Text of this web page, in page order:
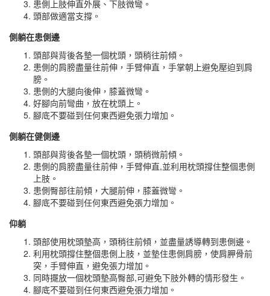
患側上肢伸直外展、下肢微彎。
頭部做適當支撐。
側躺在患側邊
頭部與背後各墊一個枕頭，頭稍往前傾。
患側的肩膀盡量往前伸，手臂伸直，手掌朝上避免壓迫到肩
膀。
患側的大腿向後伸，膝蓋微彎。
好腳向前彎曲，放在枕頭上。
腳底不要碰到任何東西避免張力增加。
側躺在健側邊
頭部與背後各墊一個枕頭，頭稍微前傾。
患側的肩膀盡量往前伸，手臂伸直,並利用枕頭撐住整個患側
上肢。
患側臀部往前傾，大腿前伸，膝蓋微彎。
腳底不要碰到任何東西避免張力增加。
仰躺
頭部使用枕頭墊高，頭稍往前傾，並盡量誘導轉到患側邊。
利用枕頭撐住整個患側上肢，並墊住患側肩膀，使肩胛骨前
突，手臂伸直，避免張力增加。
同時擺放一個枕頭墊高臀部,可避免下肢外轉的情形發生。
腳底不要碰到任何東西避免張力增加。